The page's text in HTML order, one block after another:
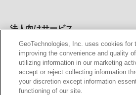
法人向けサービス
法人向け地図・位置情報サービス WEB
図API Windows PC向け地図開発キット
サービス
MAP WORLD+ トリマ広告
GeoTechnologies, Inc. uses cookies for
improving the convenience and quality
utilizing information in our marketing
accept or reject collecting information
your discretion except information
functioning of our site.